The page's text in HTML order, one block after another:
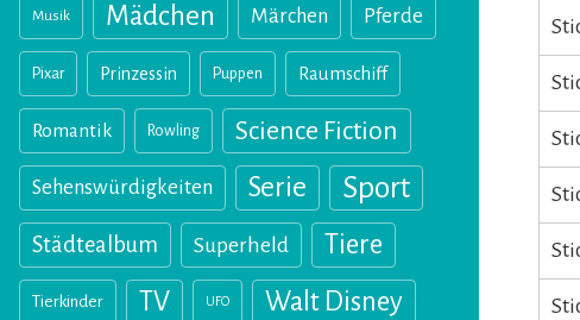
Musik Mädchen Märchen Pferde
Pixar Prinzessin Puppen Raumschiff
Romantik Rowling Science Fiction
Sehenswürdigkeiten Serie Sport
Städtealbum Superheld Tiere
Tierkinder TV UFO Walt Disney